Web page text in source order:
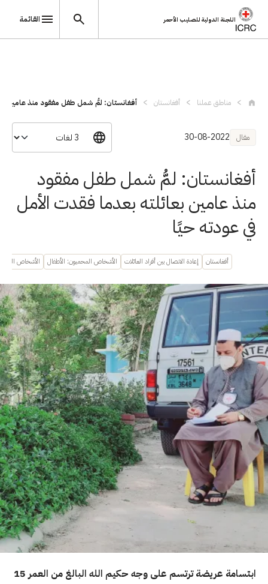
اللجنة الدولية للصليب الأحمر القائمة
مناطق عملنا أفغانستان أفغانستان: لمُّ شمل طفل مفقود منذ عامين
مقال 30-08-2022
أفغانستان: لمُّ شمل طفل مفقود
منذ عامين بعائلته بعدما فقدت الأمل
في عودته حيًا
أفغانستان إعادة الاتصال بين أفراد العائلات الأشخاص المحميون: الأطفال الأشخاص
ابتسامة عريضة ترتسم على وجه حكيم الله البالغ من العمر 15